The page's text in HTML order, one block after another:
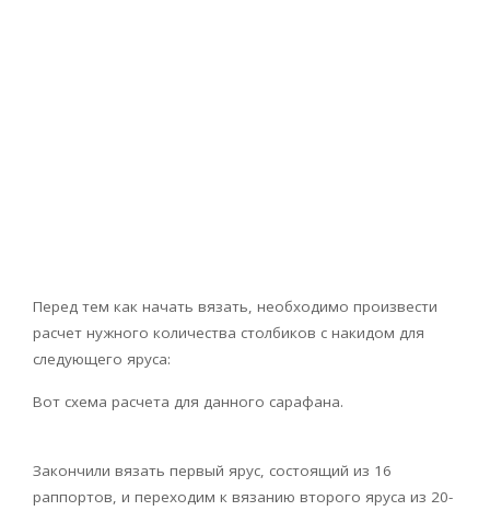
Перед тем как начать вязать, необходимо произвести
расчет нужного количества столбиков с накидом для
следующего яруса:
Вот схема расчета для данного сарафана.
Закончили вязать первый ярус, состоящий из 16
раппортов, и переходим к вязанию второго яруса из 20-